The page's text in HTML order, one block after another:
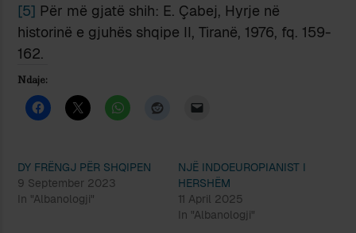
[5] Për më gjatë shih: E. Çabej, Hyrje në
historinë e gjuhës shqipe II, Tiranë, 1976, fq. 159-
162.
Ndaje:
DY FRËNGJ PËR SHQIPEN
9 September 2023
In "Albanologji"
NJË INDOEUROPIANIST I
HERSHËM
11 April 2025
In "Albanologji"